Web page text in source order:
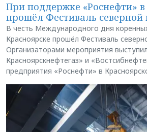
При поддержке «Роснефти» в
прошёл Фестиваль северной
В честь Международного дня
Красноярске прошёл Фестиваль
Организаторами мероприятия
Красноярскнефтегаз» и
предприятия «Роснефти» в